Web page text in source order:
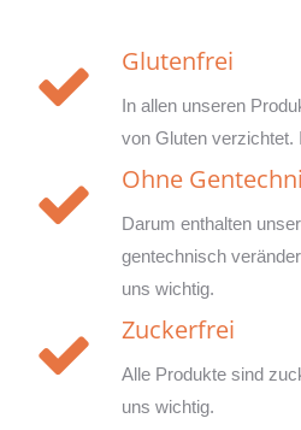
Glutenfrei
In allen unseren
von Gluten verzichtet.
Ohne
Darum enthalten
gentechnisch
uns wichtig.
Zuckerfrei
Alle Produkte sind
uns wichtig.